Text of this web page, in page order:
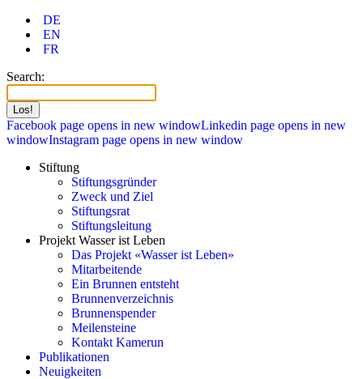
DE
EN
FR
Search:
Facebook page opens in new windowLinkedin page opens in new
windowInstagram page opens in new window
Stiftung
Stiftungsgründer
Zweck und Ziel
Stiftungsrat
Stiftungsleitung
Projekt Wasser ist Leben
Das Projekt «Wasser ist Leben»
Mitarbeitende
Ein Brunnen entsteht
Brunnenverzeichnis
Brunnenspender
Meilensteine
Kontakt Kamerun
Publikationen
Neuigkeiten